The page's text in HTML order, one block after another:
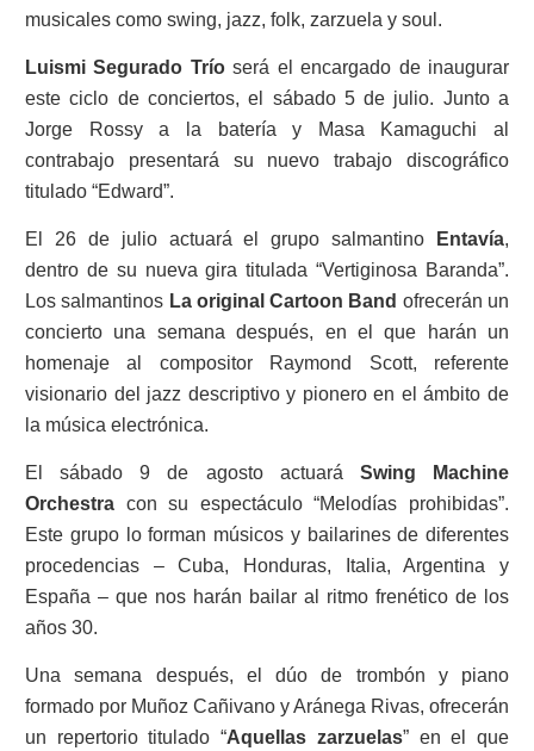
musicales como swing, jazz, folk, zarzuela y soul.
Luismi Segurado Tríoserá el encargado de inaugurar
este ciclo de conciertos, el sábado 5 de julio. Junto a
Jorge Rossy a la batería y Masa Kamaguchi al
contrabajo presentará su nuevo trabajo discográfico
titulado “Edward”.
El 26 de julio actuará el grupo salmantino Entavía,
dentro de su nueva gira titulada “Vertiginosa Baranda”.
Los salmantinos La original Cartoon Band ofrecerán un
concierto una semana después, en el que harán un
homenaje al compositor Raymond Scott, referente
visionario del jazz descriptivo y pionero en el ámbito de
la música electrónica.
El sábado 9 de agosto actuará Swing Machine
Orchestra con su espectáculo “Melodías prohibidas”.
Este grupo lo forman músicos y bailarines de diferentes
procedencias – Cuba, Honduras, Italia, Argentina y
España – que nos harán bailar al ritmo frenético de los
años 30.
Una semana después, el dúo de trombón y piano
formado por Muñoz Cañivano y Aránega Rivas, ofrecerán
un repertorio titulado “Aquellas zarzuelas” en el que